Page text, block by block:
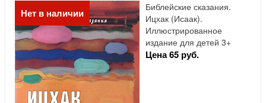
Нет в наличии
Библейские сказания.
Ицхак (Исаак).
Иллюстрированное
издание для детей 3+
Цена 65 руб.